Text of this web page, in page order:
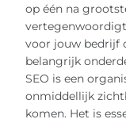
op één na
voor jouw bedrijf
belangrijk
SEO is een
onmiddellijk
komen. Het is